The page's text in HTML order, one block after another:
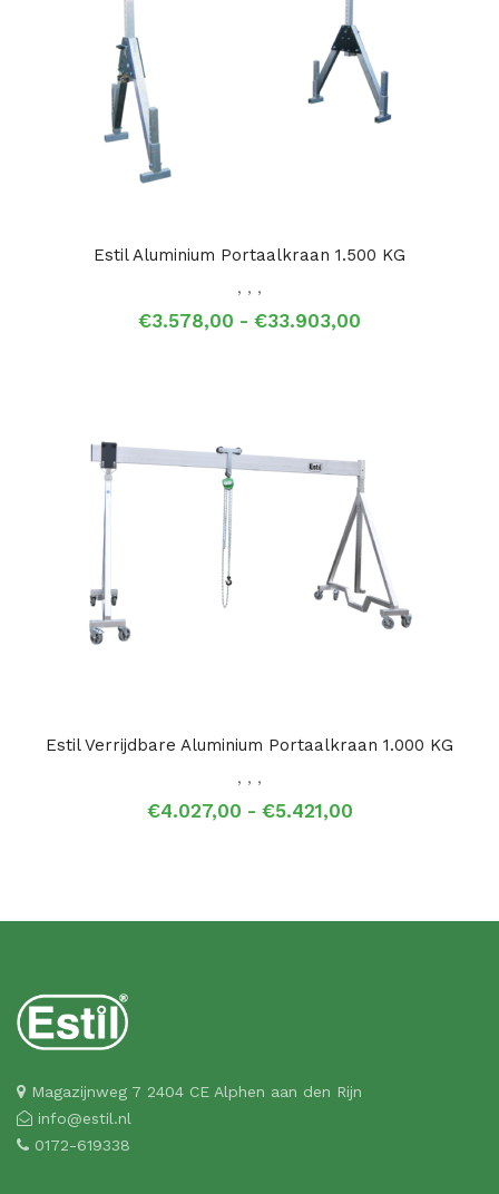
Estil Aluminium Portaalkraan 1.500 KG
, , ,
€3.578,00 - €33.903,00
Estil Verrijdbare Aluminium Portaalkraan 1.000 KG
, , ,
€4.027,00 - €5.421,00Prijsklasse:
Magazijnweg 7 2404 CE Alphen aan den Rijn
info@estil.nl
0172-619338